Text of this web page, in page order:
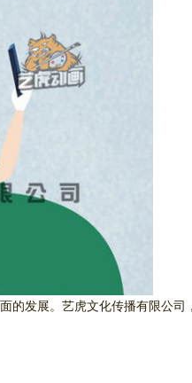
发展。艺虎文化传播有限公